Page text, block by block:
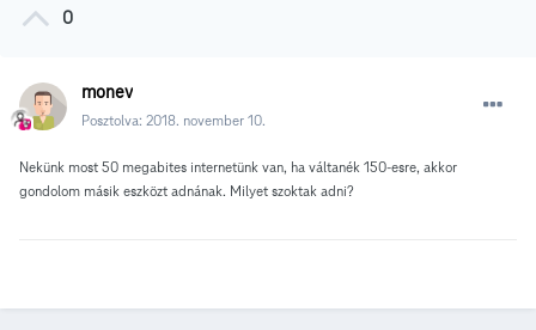
0
monev
Posztolva: 2018. november 10.
Nekünk most 50 megabites internetünk van, ha váltanék 150-esre, akkor
gondolom másik eszközt adnának. Milyet szoktak adni?